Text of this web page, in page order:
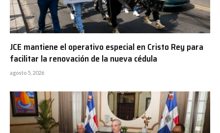
JCE mantiene el operativo especial en Cristo Rey para
facilitar la renovación de la nueva cédula
agosto 5, 2026